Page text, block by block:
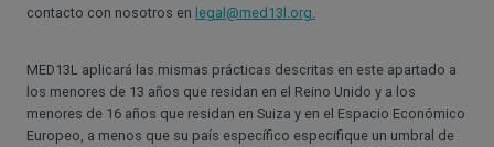
contacto con nosotros en legal@med13l.org.
MED13L aplicará las mismas prácticas descritas en este apartado a
los menores de 13 años que residan en el Reino Unido y a los
menores de 16 años que residan en Suiza y en el Espacio Económico
Europeo, a menos que su país específico especifique un umbral de